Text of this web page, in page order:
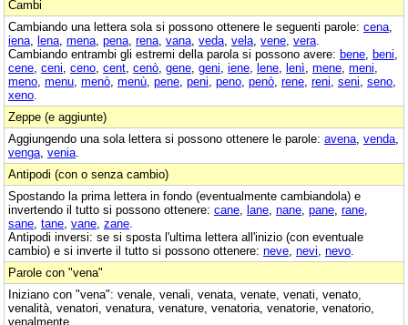
Cambi
Cambiando una lettera sola si possono ottenere le seguenti parole: cena
iena lena mena pena rena vana veda vela vene vera
Cambiando entrambi gli estremi della parola si possono avere: bene beni
cene ceni ceno cent cenò gene geni iene lene lenì mene meni
meno menu menò menù pene peni peno penò rene reni seni seno
xeno
Zeppe (e aggiunte)
Aggiungendo una sola lettera si possono ottenere le parole: avena venda
venga venia
Antipodi (con o senza cambio)
Spostando la prima lettera in fondo (eventualmente cambiandola) e
invertendo il tutto si possono ottenere: cane lane nane pane rane
sane tane vane zane
Antipodi inversi: se si sposta l'ultima lettera all'inizio (con eventuale
cambio) e si inverte il tutto si possono ottenere: neve nevi nevo
Parole con "vena"
Iniziano con "vena": venale, venali, venata, venate, venati, venato,
venalità, venatori, venatura, venature, venatoria, venatorie, venatorio,
venalmente.